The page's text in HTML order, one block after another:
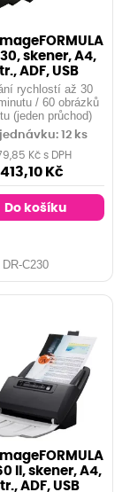
skener, A4,
ADF, USB
rychlostí až 30
/ 60 obrázků
(jeden průchod)
12 ks
Kč s DPH
Kč
Do košíku
DR-C230
II, skener, A4,
ADF, USB